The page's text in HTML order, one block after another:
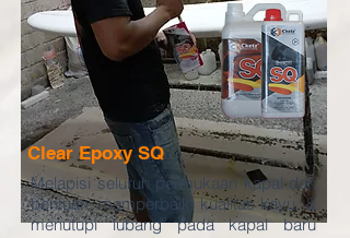
Clear Epoxy SQ
Melapisi seluruh permukaan kapal dari
bentuan, memperbaiki kualitas kayu, &
menutupi lubang pada kapal baru